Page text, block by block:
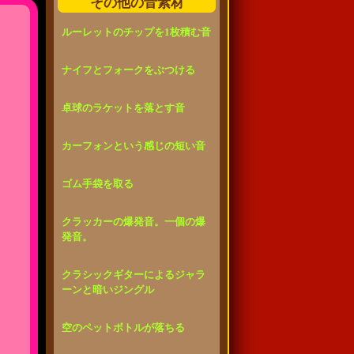
ルーレットのチップを1枚積む音
ナイフとフォークをぶつける
卓球のラケットを落とす音
カーフォンという感じの短い音
ゴム手袋を取る
クラッカーの爆発音。一個の爆
発音。
クラシックギターによるジャラ
ーンと暗いジングル
空のペットボトルが落ちる